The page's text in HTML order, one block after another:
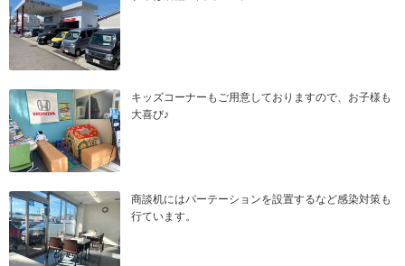
キッズコーナーもご用意しておりますので、お子様も
大喜び♪
商談机にはパーテーションを設置するなど感染対策も
行ています。